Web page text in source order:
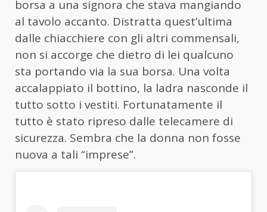
borsa a una signora che stava mangiando
al tavolo accanto. Distratta quest’ultima
dalle chiacchiere con gli altri commensali,
non si accorge che dietro di lei qualcuno
sta portando via la sua borsa. Una volta
accalappiato il bottino, la ladra nasconde il
tutto sotto i vestiti. Fortunatamente il
tutto è stato ripreso dalle telecamere di
sicurezza. Sembra che la donna non fosse
nuova a tali “imprese”.